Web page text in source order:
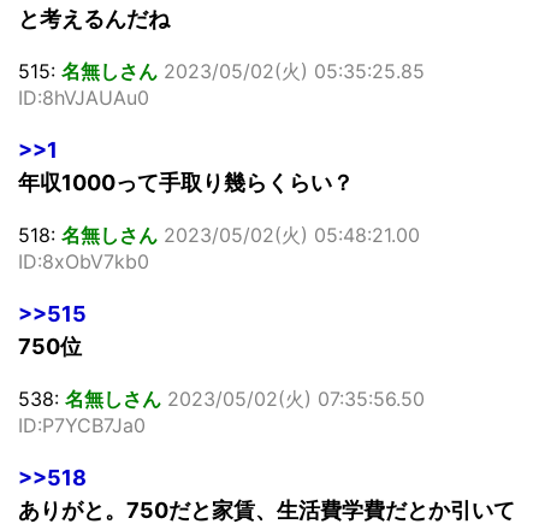
と考えるんだね
515: 名無しさん 2023/05/02(火) 05:35:25.85
ID:8hVJAUAu0
>>1
年収1000って手取り幾らくらい？
518: 名無しさん 2023/05/02(火) 05:48:21.00
ID:8xObV7kb0
>>515
750位
538: 名無しさん 2023/05/02(火) 07:35:56.50
ID:P7YCB7Ja0
>>518
ありがと。750だと家賃、生活費学費だとか引いて